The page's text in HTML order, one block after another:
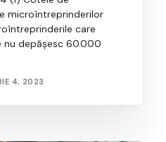
microîntreprinderilor
care
nu depăşesc 60.000
4, 2023